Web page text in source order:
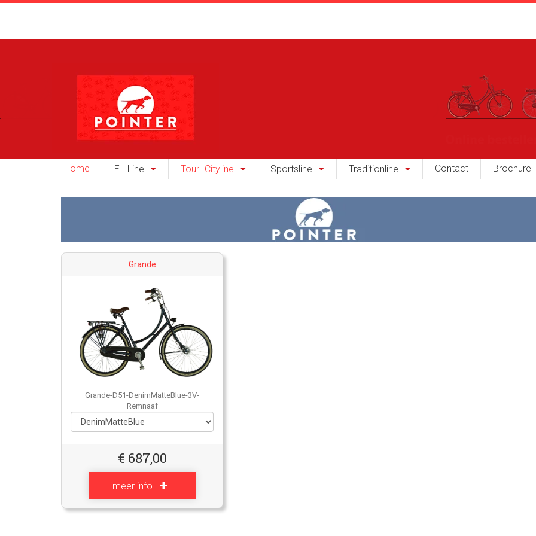
Home E - Line Tour- Cityline Sportsline Traditionline Contact Brochure
Grande
Grande-D51-DenimMatteBlue-3V-
Remnaaf
€ 687,00
meer info